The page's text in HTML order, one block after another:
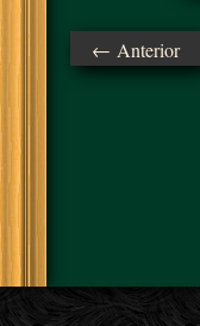
← Anterior